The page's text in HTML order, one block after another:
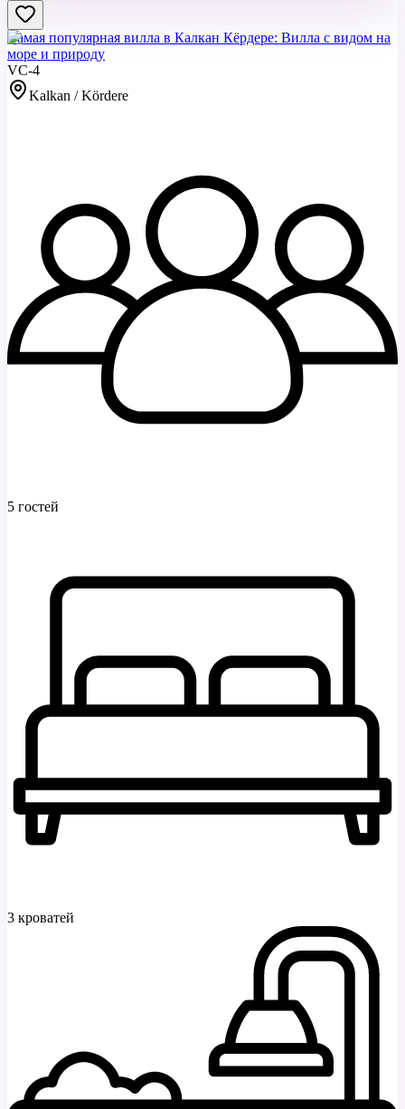
Самая популярная вилла в Калкан Кёрдере: Вилла с видом на
море и природу
VC-4
Kalkan / Kördere
5 гостей
3 кроватей